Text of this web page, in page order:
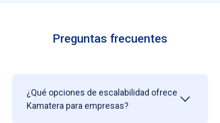
Preguntas frecuentes
¿Qué opciones de escalabilidad ofrece
Kamatera para empresas?